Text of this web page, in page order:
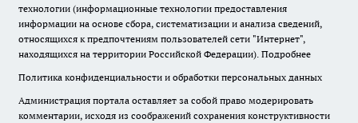
технологии (информационные технологии предоставления
информации на основе сбора, систематизации и анализа сведений,
относящихся к предпочтениям пользователей сети "Интернет",
находящихся на территории Российской Федерации). Подробнее
Политика конфиденциальности и обработки персональных данных
Администрация портала оставляет за собой право модерировать
комментарии, исходя из соображений сохранения конструктивности